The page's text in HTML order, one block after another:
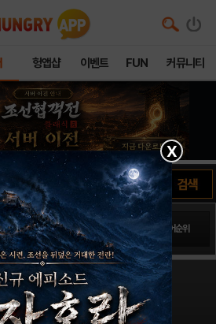
헝앱샵 이벤트 FUN 커뮤니티
순위 PLAY스토어순위 앱스토어순위
- 방치형 영웅단 키우기16
10-28
X